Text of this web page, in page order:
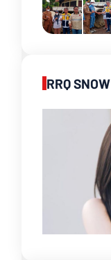
RRQ SNOW